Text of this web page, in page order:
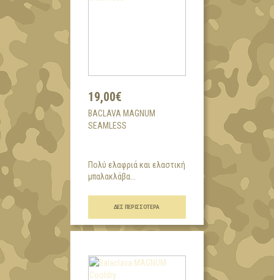
19,00€
BACLAVA MAGNUM
SEAMLESS
Πολύ ελαφριά και ελαστική
μπαλακλάβα...
ΔΕΣ ΠΕΡΙΣΣΌΤΕΡΑ